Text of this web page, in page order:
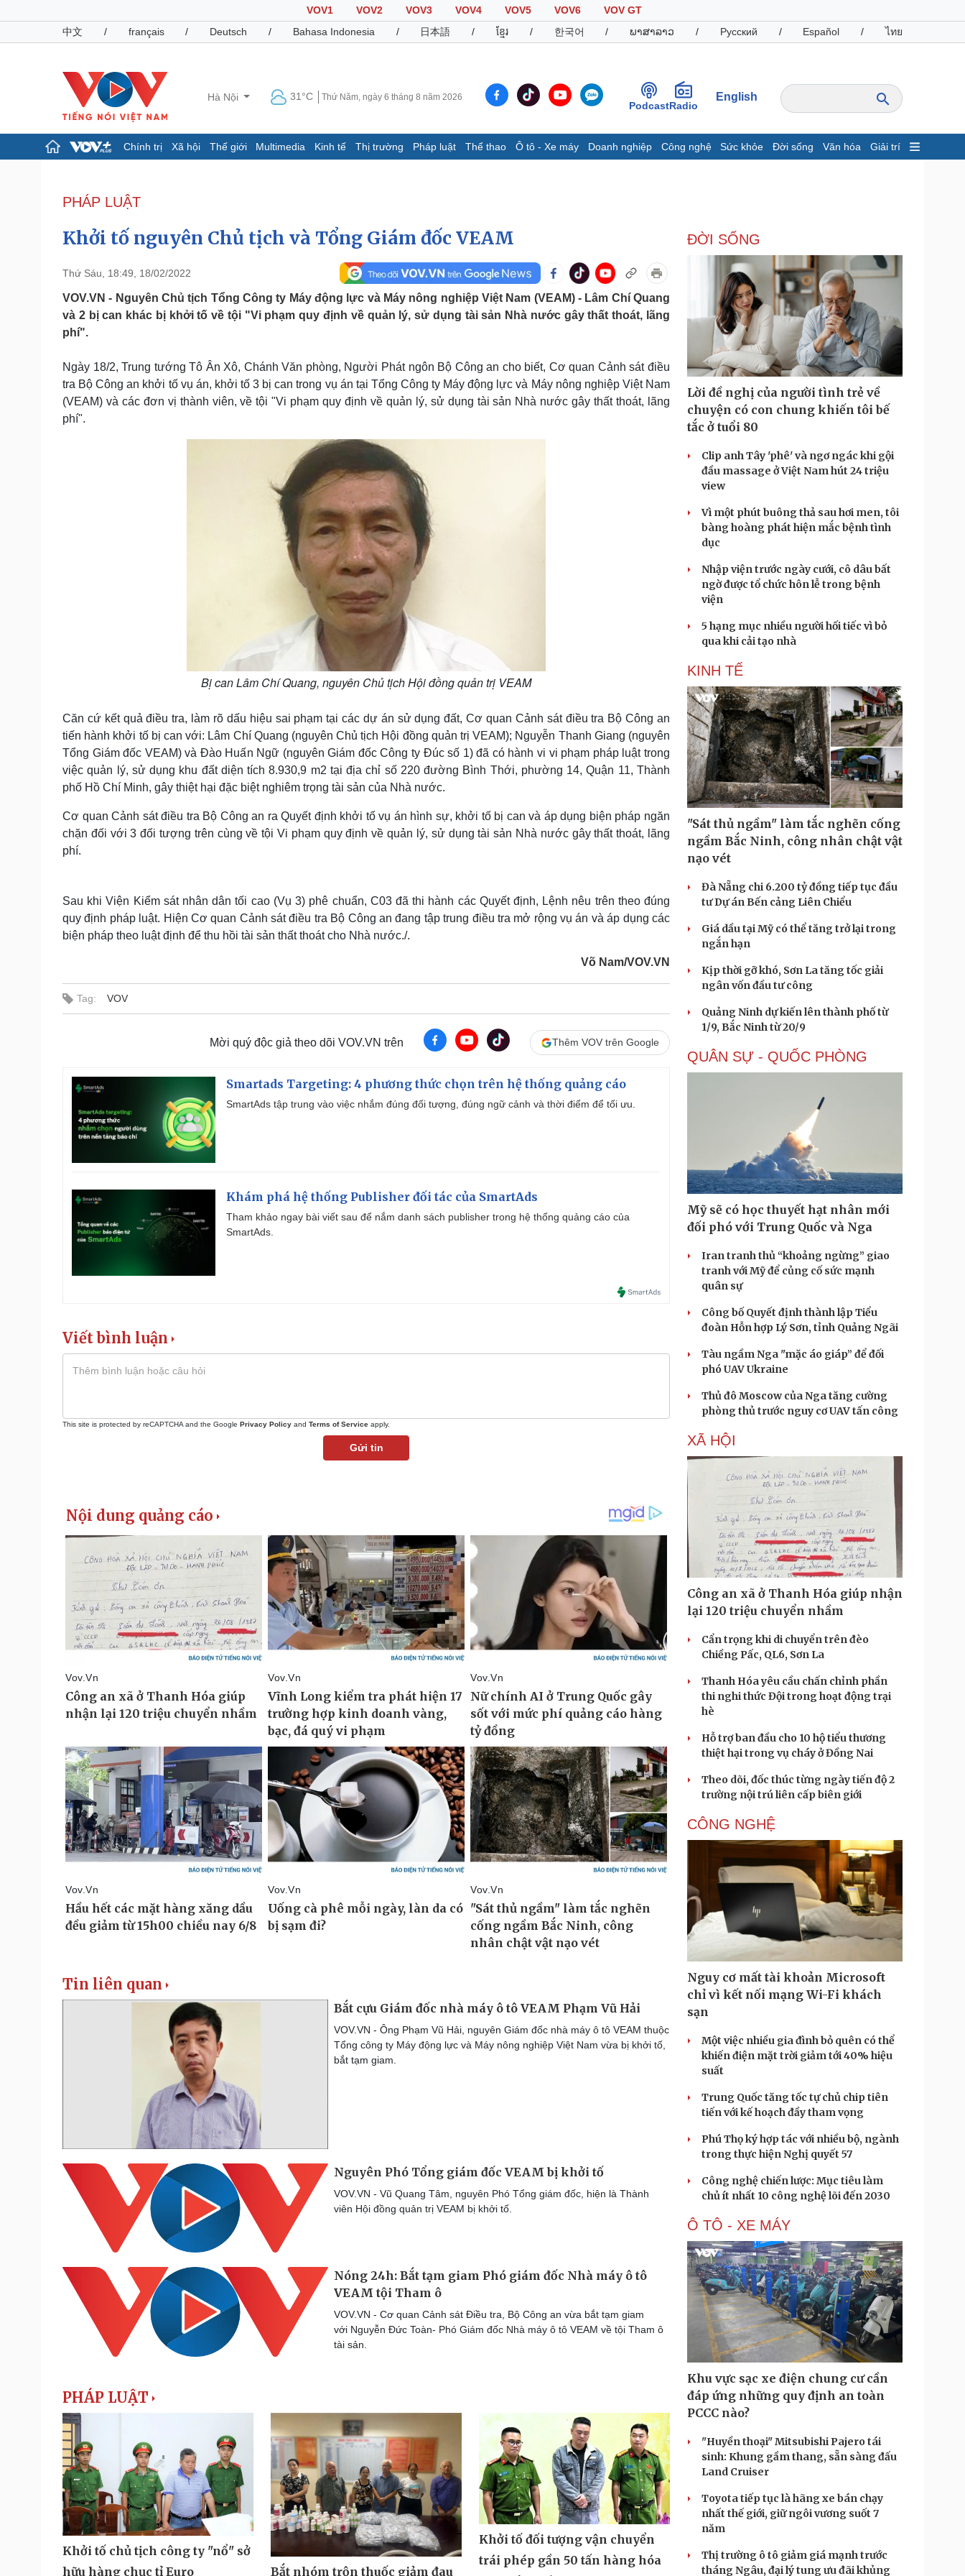
VOV1 VOV2 VOV3 VOV4 VOV5 VOV6
VOV GT
中文
/ français / Deutsch / Bahasa Indonesia / 日本語 / ខ្មែរ / 한국어 / ພາສາລາວ / Русский / Español / ไทย
Hà Nội 31°C Thứ Năm, ngày 6 tháng 8 năm 2026
PodcastRadio
English
Chính trị Xã hội Thế giới Multimedia Kinh tế Thị trường Pháp luật Thể thao Ô tô - Xe máy Doanh nghiệp Công nghệ Sức khỏe Đời sống Văn hóa Giải trí
Đảng
Tổ chức nhân sự
Quốc hội
Nhận diện sự thật
Giáo dục
Dấu ấn VOV
Infographic
Giá cà phê
Pháp luật
Vụ án
Tin nóng
Quân sự - Quốc phòng
Vũ khí
Thể thao
Bóng đá
eSports
Hậu trường
Ô tô - Xe máy
Ô tô
Doanh nghiệp
Thông tin doanh nghiệp
Doanh nghiệp 24h
Vì cộng đồng
Công nghệ
Sành điệu
Tin Công nghệ
Trải nghiệm
Chuyển đổi số
Sức khỏe
Dinh dưỡng - món ngon
Đời sống
Văn hóa
Âm nhạc
Giải trí
Du lịch
Podcast
Câu chuyện thời sự
Cửa sổ tình yêu
Kể chuyện cho bé
Hạt giống tâm hồn
PHÁP LUẬT
Khởi tố nguyên Chủ tịch và Tổng Giám đốc VEAM
Thứ Sáu, 18:49, 18/02/2022
VOV.VN - Nguyên Chủ tịch Tổng Công ty Máy động lực và Máy nông nghiệp Việt Nam (VEAM) - Lâm Chí Quang
và 2 bị can khác bị khởi tố về tội "Vi phạm quy định về quản lý, sử dụng tài sản Nhà nước gây thất thoát, lãng
phí".
Ngày 18/2, Trung tướng Tô Ân Xô, Chánh Văn phòng, Người Phát ngôn Bộ Công an cho biết, Cơ quan Cảnh sát điều
tra Bộ Công an khởi tố vụ án, khởi tố 3 bị can trong vụ án tại Tổng Công ty Máy động lực và Máy nông nghiệp Việt Nam
(VEAM) và các đơn vị thành viên, về tội "Vi phạm quy định về quản lý, sử dụng tài sản Nhà nước gây thất thoát, lãng
phí".
Bị can Lâm Chí Quang, nguyên Chủ tịch Hội đồng quản trị VEAM
Căn cứ kết quả điều tra, làm rõ dấu hiệu sai phạm tại các dự án sử dụng đất, Cơ quan Cảnh sát điều tra Bộ Công an
tiến hành khởi tố bị can với: Lâm Chí Quang (nguyên Chủ tịch Hội đồng quản trị VEAM); Nguyễn Thanh Giang (nguyên
Tổng Giám đốc VEAM) và Đào Huấn Ngữ (nguyên Giám đốc Công ty Đúc số 1) đã có hành vi vi phạm pháp luật trong
việc quản lý, sử dụng khu đất diện tích 8.930,9 m2 tại địa chỉ số 220 đường Bình Thới, phường 14, Quận 11, Thành
phố Hồ Chí Minh, gây thiệt hại đặc biệt nghiêm trọng tài sản của Nhà nước.
Cơ quan Cảnh sát điều tra Bộ Công an ra Quyết định khởi tố vụ án hình sự, khởi tố bị can và áp dụng biện pháp ngăn
chặn đối với 3 đối tượng trên cùng về tội Vi phạm quy định về quản lý, sử dụng tài sản Nhà nước gây thất thoát, lãng
phí.
Sau khi Viện Kiểm sát nhân dân tối cao (Vụ 3) phê chuẩn, C03 đã thi hành các Quyết định, Lệnh nêu trên theo đúng
quy định pháp luật. Hiện Cơ quan Cảnh sát điều tra Bộ Công an đang tập trung điều tra mở rộng vụ án và áp dụng các
biện pháp theo luật định để thu hồi tài sản thất thoát cho Nhà nước./.
Võ Nam/VOV.VN
Tag: VOV
Mời quý độc giả theo dõi VOV.VN trên Thêm VOV trên Google
Smartads Targeting: 4 phương thức chọn trên hệ thống quảng cáo
SmartAds tập trung vào việc nhắm đúng đối tượng, đúng ngữ cảnh và thời điểm để tối ưu.
Khám phá hệ thống Publisher đối tác của SmartAds
Tham khảo ngay bài viết sau để nắm danh sách publisher trong hệ thống quảng cáo của
SmartAds.
Viết bình luận
This site is protected by reCAPTCHA and the Google Privacy Policy and Terms of Service apply.
Gửi tin
Tin liên quan
Bắt cựu Giám đốc nhà máy ô tô VEAM Phạm Vũ Hải
VOV.VN - Ông Phạm Vũ Hải, nguyên Giám đốc nhà máy ô tô VEAM thuộc
Tổng công ty Máy động lực và Máy nông nghiệp Việt Nam vừa bị khởi tố,
bắt tạm giam.
Nguyên Phó Tổng giám đốc VEAM bị khởi tố
VOV.VN - Vũ Quang Tâm, nguyên Phó Tổng giám đốc, hiện là Thành
viên Hội đồng quản trị VEAM bị khởi tố.
Nóng 24h: Bắt tạm giam Phó giám đốc Nhà máy ô tô
VEAM tội Tham ô
VOV.VN - Cơ quan Cảnh sát Điều tra, Bộ Công an vừa bắt tạm giam
với Nguyễn Đức Toàn- Phó Giám đốc Nhà máy ô tô VEAM về tội Tham ô
tài sản.
PHÁP LUẬT
Khởi tố chủ tịch công ty "nổ" sở
hữu hàng chục tỉ Euro
Bắt nhóm trộn thuốc giảm đau
Khởi tố đối tượng vận chuyển
trái phép gần 50 tấn hàng hóa
ĐỜI SỐNG
Lời đề nghị của người tình trẻ về
chuyện có con chung khiến tôi bế
tắc ở tuổi 80
Clip anh Tây 'phê' và ngơ ngác khi gội
đầu massage ở Việt Nam hút 24 triệu
view
Vì một phút buông thả sau hơi men, tôi
bàng hoàng phát hiện mắc bệnh tình
dục
Nhập viện trước ngày cưới, cô dâu bất
ngờ được tổ chức hôn lễ trong bệnh
viện
5 hạng mục nhiều người hối tiếc vì bỏ
qua khi cải tạo nhà
KINH TẾ
"Sát thủ ngầm" làm tắc nghẽn cống
ngầm Bắc Ninh, công nhân chật vật
nạo vét
Đà Nẵng chi 6.200 tỷ đồng tiếp tục đầu
tư Dự án Bến cảng Liên Chiểu
Giá dầu tại Mỹ có thể tăng trở lại trong
ngắn hạn
Kịp thời gỡ khó, Sơn La tăng tốc giải
ngân vốn đầu tư công
Quảng Ninh dự kiến lên thành phố từ
1/9, Bắc Ninh từ 20/9
QUÂN SỰ - QUỐC PHÒNG
Mỹ sẽ có học thuyết hạt nhân mới
đối phó với Trung Quốc và Nga
Iran tranh thủ “khoảng ngừng” giao
tranh với Mỹ để củng cố sức mạnh
quân sự
Công bố Quyết định thành lập Tiểu
đoàn Hỗn hợp Lý Sơn, tỉnh Quảng Ngãi
Tàu ngầm Nga "mặc áo giáp” để đối
phó UAV Ukraine
Thủ đô Moscow của Nga tăng cường
phòng thủ trước nguy cơ UAV tấn công
XÃ HỘI
Công an xã ở Thanh Hóa giúp nhận
lại 120 triệu chuyển nhầm
Cẩn trọng khi di chuyển trên đèo
Chiềng Pấc, QL6, Sơn La
Thanh Hóa yêu cầu chấn chỉnh phần
thi nghi thức Đội trong hoạt động trại
hè
Hỗ trợ ban đầu cho 10 hộ tiểu thương
thiệt hại trong vụ cháy ở Đồng Nai
Theo dõi, đốc thúc từng ngày tiến độ 2
trường nội trú liên cấp biên giới
CÔNG NGHỆ
Nguy cơ mất tài khoản Microsoft
chỉ vì kết nối mạng Wi-Fi khách
sạn
Một việc nhiều gia đình bỏ quên có thể
khiến điện mặt trời giảm tới 40% hiệu
suất
Trung Quốc tăng tốc tự chủ chip tiên
tiến với kế hoạch đầy tham vọng
Phú Thọ ký hợp tác với nhiều bộ, ngành
trong thực hiện Nghị quyết 57
Công nghệ chiến lược: Mục tiêu làm
chủ ít nhất 10 công nghệ lõi đến 2030
Ô TÔ - XE MÁY
Khu vực sạc xe điện chung cư cần
đáp ứng những quy định an toàn
PCCC nào?
"Huyền thoại" Mitsubishi Pajero tái
sinh: Khung gầm thang, sẵn sàng đấu
Land Cruiser
Toyota tiếp tục là hãng xe bán chạy
nhất thế giới, giữ ngôi vương suốt 7
năm
Thị trường ô tô giảm giá mạnh trước
tháng Ngâu, đại lý tung ưu đãi khủng